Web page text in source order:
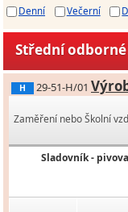
Denní
Večerní
Střední
H 29-51-H/01
Zaměření nebo Školní
Sladovník -